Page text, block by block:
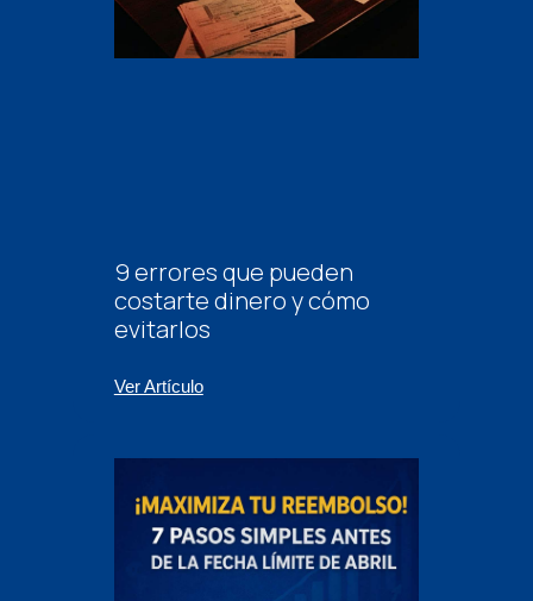
9 errores que pueden
costarte dinero y cómo
evitarlos
Ver Artículo